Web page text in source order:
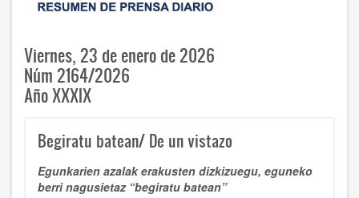
Viernes, 23 de enero de 2026
Núm 2164/2026
Año XXXIX
Begiratu batean/ De un vistazo
Egunkarien azalak erakusten dizkizuegu, eguneko
berri nagusietaz “begiratu batean”